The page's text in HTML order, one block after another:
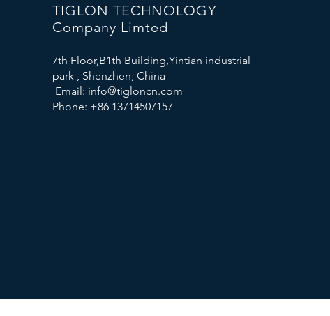
TIGLON TECHNOLOGY
Company Limted
7th Floor,B1th Building,Yintian industrial
park , Shenzhen, China
Email: info@tigloncn.com
Phone: +86 13714507157